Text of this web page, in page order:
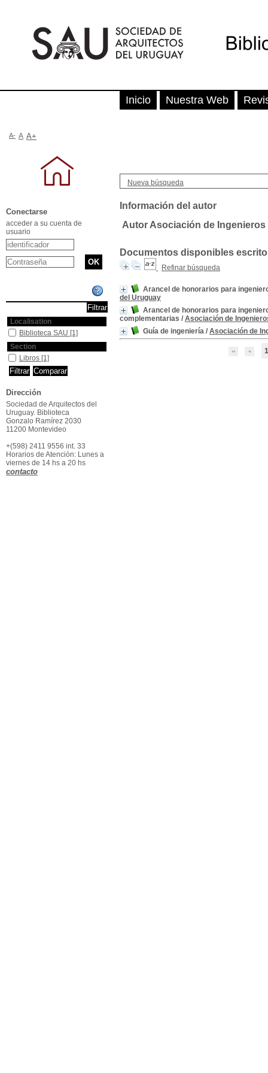
Nueva búsqueda
Información del autor
Autor Asociación de
Documentos disponibles
Refinar búsqueda
Arancel de honorarios para
del Uruguay
Arancel de honorarios para
complementarias / Asociación de
Guía de ingeniería / Asociación de
1
Inicio Nuestra Web
A- A A+
Conectarse
acceder a su cuenta de
usuario
Localisation
Biblioteca SAU [1]
Section
Libros [1]
Dirección
Sociedad de Arquitectos del
Uruguay. Biblioteca
Gonzalo Ramírez 2030
11200 Montevideo
+(598) 2411 9556 int. 33
Horarios de Atención: Lunes a
viernes de 14 hs a 20 hs
contacto